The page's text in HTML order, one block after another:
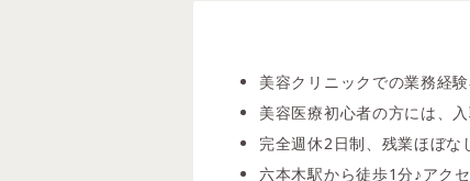
美容クリニックでの業務経
美容医療初心者の方には、
完全週休2日制、残業ほぼ
六本木駅から徒歩1分♪アク